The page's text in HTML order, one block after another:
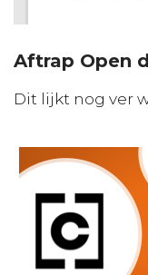
Aftrap Open
Dit lijkt nog ver